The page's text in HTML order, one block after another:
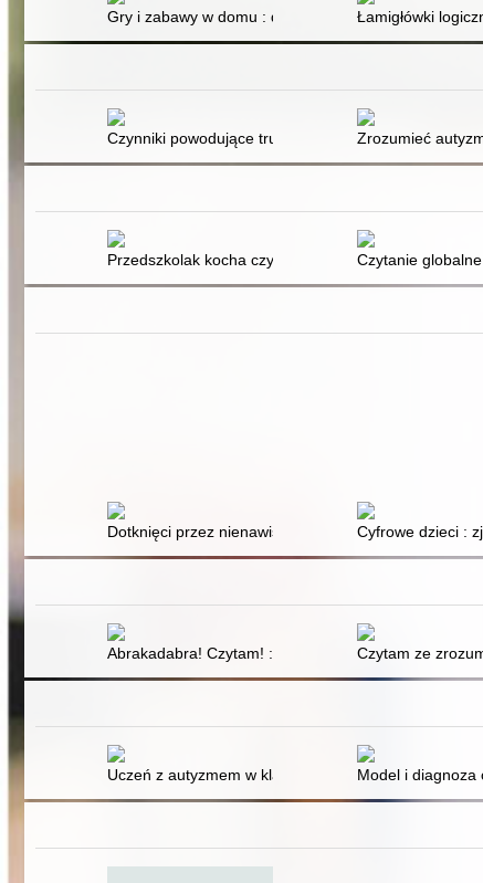
Gry i zabawy w domu : dla dzieci i całej rodziny
Łamigłówki
Czynniki powodujące trudności z przyjmowaniem
Zrozumieć
Przedszkolak kocha czytać : czytanie symultaniczne
Czytanie
Dotknięci przez nienawiść, zapomniani przez prawo
Cyfrowe dzieci :
Abrakadabra! Czytam! : ćwiczenia usprawniające
Czytam ze
Uczeń z autyzmem w klasie szkolnejModel i diagnoza